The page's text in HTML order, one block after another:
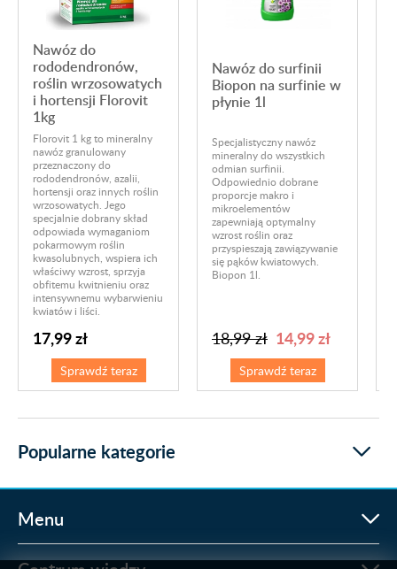
Nawóz do
rododendronów,
roślin wrzosowatych
i hortensji Florovit
1kg
Florovit 1 kg to mineralny
nawóz granulowany
przeznaczony do
rododendronów, azalii,
hortensji oraz innych roślin
wrzosowatych. Jego
specjalnie dobrany skład
odpowiada wymaganiom
pokarmowym roślin
kwasolubnych, wspiera ich
właściwy wzrost, sprzyja
obfitemu kwitnieniu oraz
intensywnemu wybarwieniu
kwiatów i liści.
17,99 zł
Sprawdź teraz
Nawóz do surfinii
Biopon na surfinie w
płynie 1l
Specjalistyczny nawóz
mineralny do wszystkich
odmian surfinii.
Odpowiednio dobrane
proporcje makro i
mikroelementów
zapewniają optymalny
wzrost roślin oraz
przyspieszają zawiązywanie
się pąków kwiatowych.
Biopon 1l.
18,99 zł 14,99 zł
Sprawdź teraz
Popularne kategorie
Menu